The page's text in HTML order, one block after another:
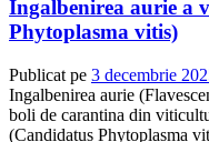
Ingalbenirea aurie a
Phytoplasma vitis)
Publicat pe 3 decembrie
Ingalbenirea aurie
boli de carantina din
(Candidatus Phytoplasma